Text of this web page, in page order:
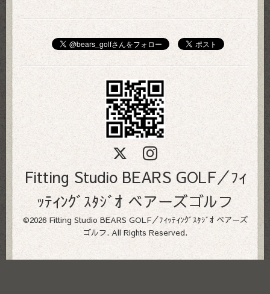
Fitting Studio BEARS GOLF／ﾌｨ
ｯﾃｨﾝｸﾞｽﾀｼﾞｵ ベアーズゴルフ
©2026 Fitting Studio BEARS GOLF／ﾌｨｯﾃｨﾝｸﾞｽﾀｼﾞｵ ベアーズ
ゴルフ. All Rights Reserved.